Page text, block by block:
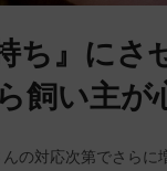
ち』に
飼い主
の対応次第でさら